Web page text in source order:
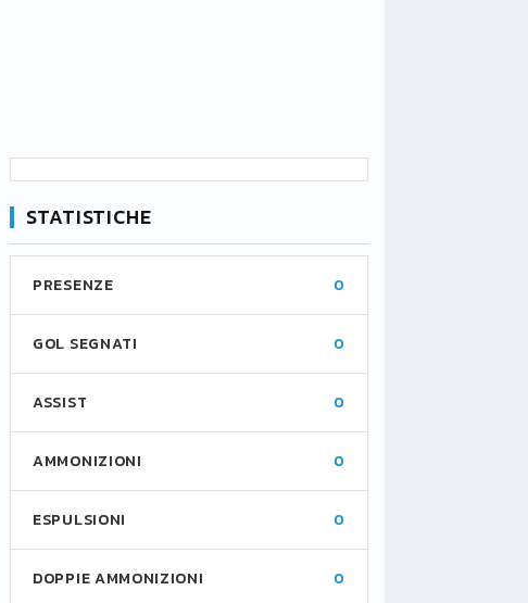
STATISTICHE
PRESENZE 0
GOL SEGNATI 0
ASSIST 0
AMMONIZIONI 0
ESPULSIONI 0
DOPPIE AMMONIZIONI 0